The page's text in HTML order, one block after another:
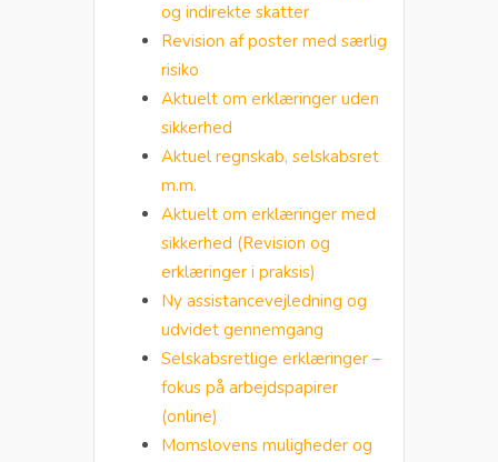
og indirekte skatter
Revision af poster med særlig
risiko
Aktuelt om erklæringer uden
sikkerhed
Aktuel regnskab, selskabsret
m.m.
Aktuelt om erklæringer med
sikkerhed (Revision og
erklæringer i praksis)
Ny assistancevejledning og
udvidet gennemgang
Selskabsretlige erklæringer –
fokus på arbejdspapirer
(online)
Momslovens muligheder og